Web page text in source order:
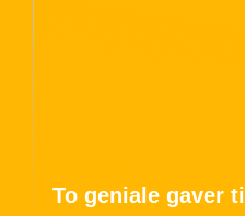
To geniale gaver